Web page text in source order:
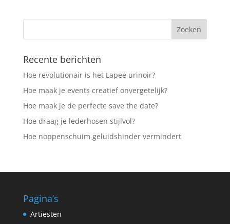
Recente berichten
Hoe revolutionair is het Lapee urinoir?
Hoe maak je events creatief onvergetelijk?
Hoe maak je de perfecte save the date?
Hoe draag je lederhosen stijlvol?
Hoe noppenschuim geluidshinder vermindert
Pagina’s
Artiesten